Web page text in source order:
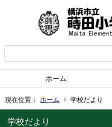
ホーム
現在位置： ホーム 学校だより
学校だより